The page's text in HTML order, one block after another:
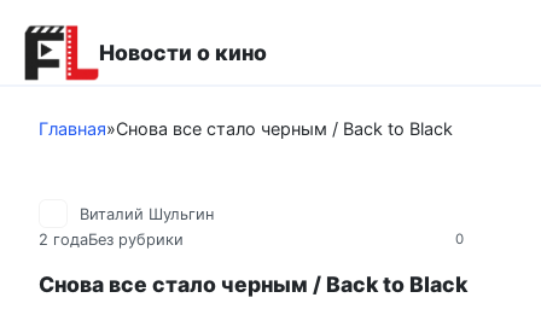
контенту
Новости о кино
Главная»Снова все стало черным / Back to Black
0
Виталий Шульгин
2 годаБез рубрики
Снова все стало черным / Back to Black